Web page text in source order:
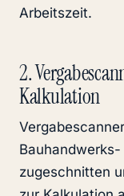
Arbeitszeit.
2.
Kalkulation
zugeschnitten